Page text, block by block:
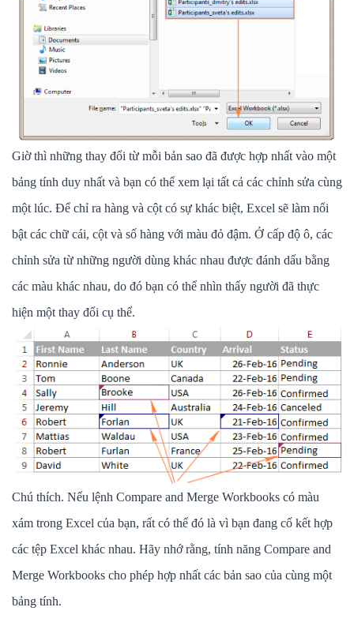
Giờ thì những thay đổi từ mỗi bản sao đã được hợp nhất vào một
bảng tính duy nhất và bạn có thể xem lại tất cả các chỉnh sửa cùng
một lúc. Để chỉ ra hàng và cột có sự khác biệt, Excel sẽ làm nổi
bật các chữ cái, cột và số hàng với màu đỏ đậm. Ở cấp độ ô, các
chỉnh sửa từ những người dùng khác nhau được đánh dấu bằng
các màu khác nhau, do đó bạn có thể nhìn thấy người đã thực
hiện một thay đổi cụ thể.
Chú thích. Nếu lệnh Compare and Merge Workbooks có màu
xám trong Excel của bạn, rất có thể đó là vì bạn đang cố kết hợp
các tệp Excel khác nhau. Hãy nhớ rằng, tính năng Compare and
Merge Workbooks cho phép hợp nhất các bản sao của cùng một
bảng tính.